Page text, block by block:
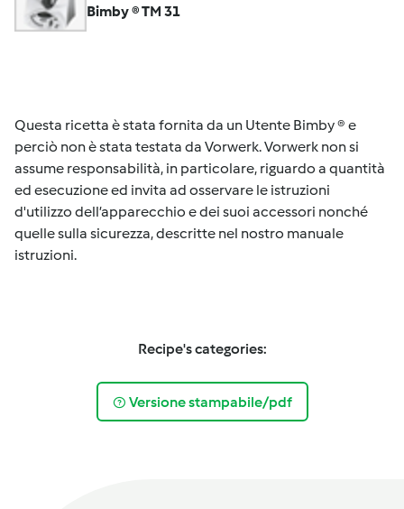
Bimby ® TM 31
Questa ricetta è stata fornita da un Utente Bimby ® e
perciò non è stata testata da Vorwerk. Vorwerk non si
assume responsabilità, in particolare, riguardo a quantità
ed esecuzione ed invita ad osservare le istruzioni
d'utilizzo dell’apparecchio e dei suoi accessori nonché
quelle sulla sicurezza, descritte nel nostro manuale
istruzioni.
Recipe's categories:
Versione stampabile/pdf